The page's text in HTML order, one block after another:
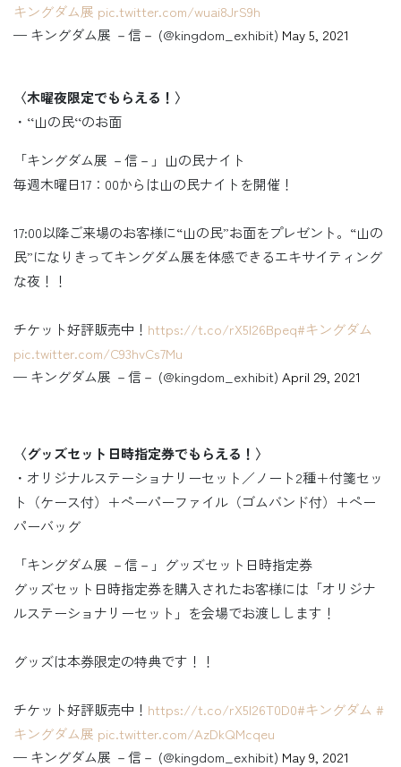
キングダム展 pic.twitter.com/wuai8JrS9h
— キングダム展 －信－ (@kingdom_exhibit) May 5, 2021
〈木曜夜限定でもらえる！〉
・‘‘山の民‘‘のお面
「キングダム展 －信－」山の民ナイト
毎週木曜日17：00からは山の民ナイトを開催！
17:00以降ご来場のお客様に“山の民”お面をプレゼント。“山の
民”になりきってキングダム展を体感できるエキサイティング
な夜！！
チケット好評販売中！ https://t.co/rX5l26Bpeq#キングダム
pic.twitter.com/C93hvCs7Mu
— キングダム展 －信－ (@kingdom_exhibit) April 29, 2021
〈グッズセット日時指定券でもらえる！〉
・オリジナルステーショナリーセット／ノート2種＋付箋セッ
ト（ケース付）＋ペーパーファイル（ゴムバンド付）＋ペー
パーバッグ
「キングダム展 －信－」グッズセット日時指定券
グッズセット日時指定券を購入されたお客様には「オリジナ
ルステーショナリーセット」を会場でお渡しします！
グッズは本券限定の特典です！！
チケット好評販売中！ https://t.co/rX5l26T0D0#キングダム #
キングダム展 pic.twitter.com/AzDkQMcqeu
— キングダム展 －信－ (@kingdom_exhibit) May 9, 2021